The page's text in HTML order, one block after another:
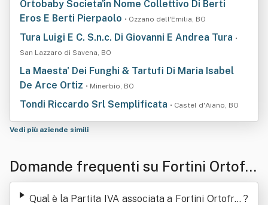
Ortobaby Societa'in Nome Collettivo Di Berti
Eros E Berti Pierpaolo • Ozzano dell'Emilia, BO
Tura Luigi E C. S.n.c. Di Giovanni E Andrea Tura •
San Lazzaro di Savena, BO
La Maesta' Dei Funghi & Tartufi Di Maria Isabel
De Arce Ortiz • Minerbio, BO
Tondi Riccardo Srl Semplificata • Castel d'Aiano, BO
Vedi più aziende simili
Domande frequenti su Fortini Ortofr
utticoli Srl
Qual è la Partita IVA associata a Fortini Ortofrut ?